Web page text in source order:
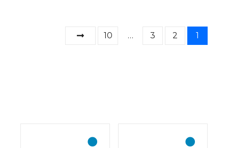
1
2
3
…
10